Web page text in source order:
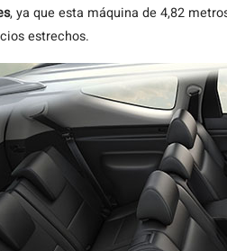
, ya que esta máquina de 4,82
estrechos.